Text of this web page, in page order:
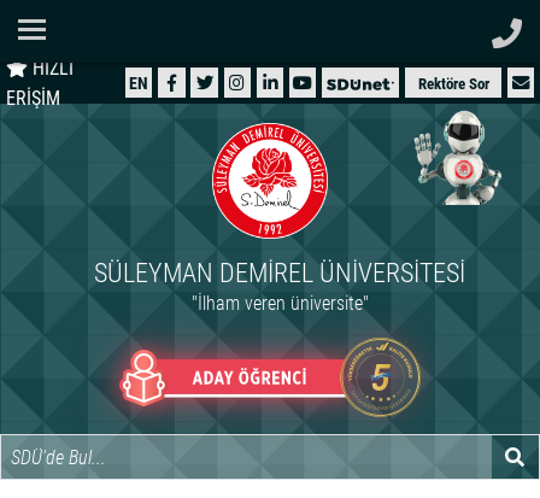
HIZLI
ERİŞİM
EN Rektöre Sor
SÜLEYMAN DEMIREL ÜNIVERSITESI
"İlham veren üniversite"
ÜNİVERSİTEMİZ
İDARİ
ARAŞTIRMA
INTERNATIONAL